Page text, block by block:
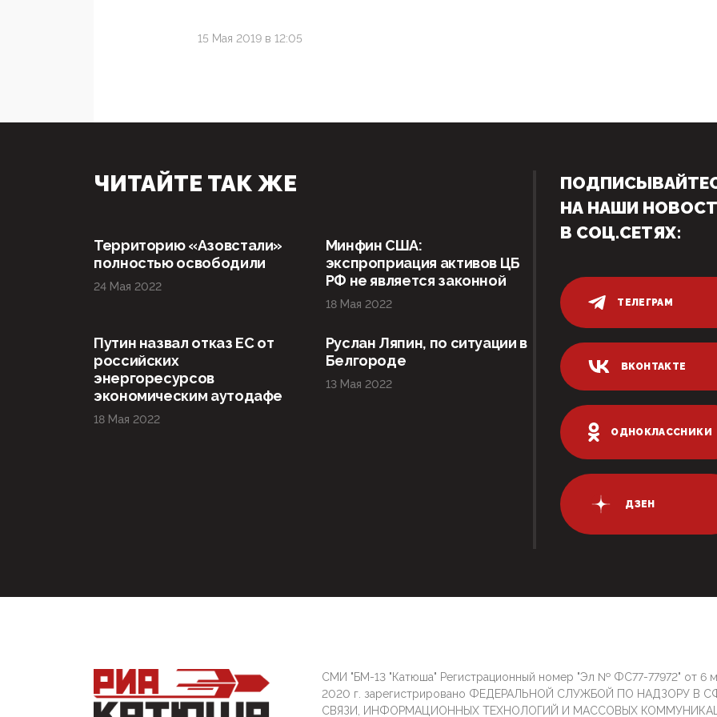
15 Мая 2019 в 12:05
ЧИТАЙТЕ ТАК ЖЕ
Территорию «Азовстали»
полностью освободили
24 Мая 2022
Минфин США:
экспроприация активов ЦБ
РФ не является законной
18 Мая 2022
Путин назвал отказ ЕС от
российских
энергоресурсов
экономическим аутодафе
18 Мая 2022
Руслан Ляпин, по ситуации в
Белгороде
13 Мая 2022
НА НАШИ
В СОЦ.СЕТЯХ:
ТЕЛЕГРАМ
ВКОНТАКТЕ
ОДНОКЛАССНИКИ
ДЗЕН
СМИ "БМ-13 "Катюша" Регистрационный номер "Эл № ФС77-77972" от 6
2020 г. зарегистрировано ФЕДЕРАЛЬНОЙ СЛУЖБОЙ ПО НАДЗОРУ В
СВЯЗИ, ИНФОРМАЦИОННЫХ ТЕХНОЛОГИЙ И МАССОВЫХ